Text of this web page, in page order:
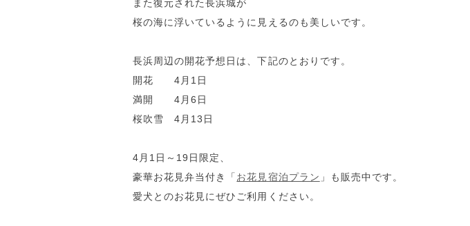
また復元された長浜城が
桜の海に浮いているように見えるのも美しいです。
長浜周辺の開花予想日は、下記のとおりです。
開花 4月1日
満開 4月6日
桜吹雪 4月13日
4月1日～19日限定、
豪華お花見弁当付き「お花見宿泊プラン 」も販売中です。
愛犬とのお花見にぜひご利用ください。